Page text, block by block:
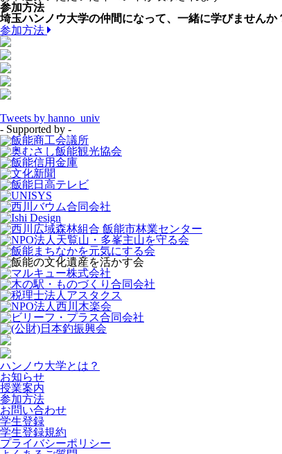
参加方法
埼玉ハンノウ大学の仲間になって、一緒に学びませんか
参加方法
Tweets by hanno_univ
- Supported by -
ハンノウ大学とは？
お知らせ
授業案内
参加方法
お問い合わせ
学生登録
学生登録規約
プライバシーポリシー